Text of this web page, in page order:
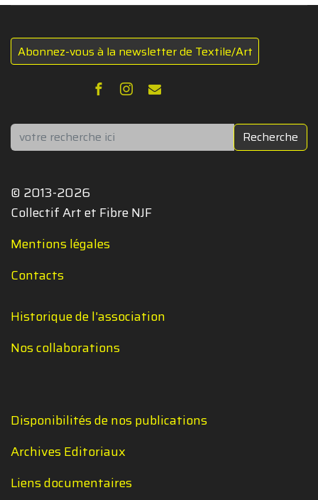
Abonnez-vous à la newsletter de Textile/Art
Rechercher Recherche
© 2013-2026
Collectif Art et Fibre NJF
Mentions légales
Contacts
Historique de l'association
Nos collaborations
Disponibilités de nos publications
Archives Editoriaux
Liens documentaires